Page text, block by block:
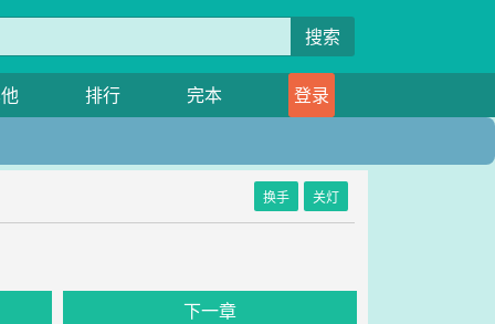
搜索
排行 完本 登录
换手 关灯
下一章